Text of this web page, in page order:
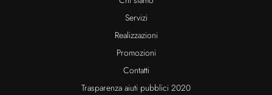
Servizi
Realizzazioni
Promozioni
Contatti
Trasparenza aiuti pubblici 2020